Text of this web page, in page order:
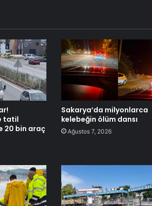
tatil
20 bin araç
Sakarya’da milyonlarca
kelebeğin ölüm dansı
Ağustos 7, 2026